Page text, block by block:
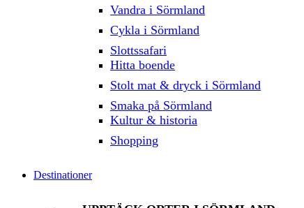
Vandra i Sörmland
Cykla i Sörmland
Slottssafari
Hitta boende
Stolt mat & dryck i Sörmland
Smaka på Sörmland
Kultur & historia
Shopping
Destinationer